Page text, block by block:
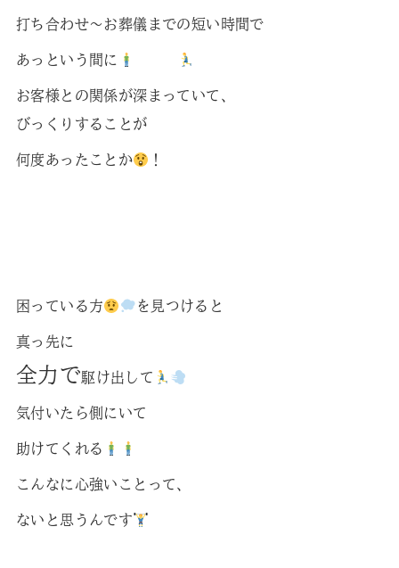
打ち合わせ〜お葬儀までの短い時間で
あっという間に
お客様との関係が深まっていて、
びっくりすることが
何度あったことか ！
困っている方 を見つけると
真っ先に
全力で駆け出して
気付いたら側にいて
助けてくれる
こんなに心強いことって、
ないと思うんです